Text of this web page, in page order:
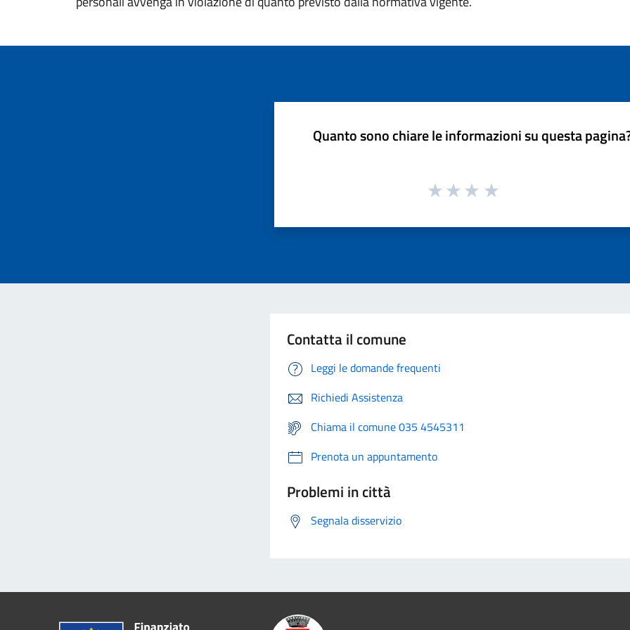
Quanto sono chiare le informazioni su questa
Contatta il comune
Leggi le domande frequenti
Richiedi Assistenza
Chiama il comune 035 4545311
Prenota un appuntamento
Problemi in città
Segnala disservizio